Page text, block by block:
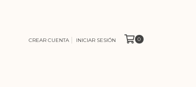
CREAR CUENTA INICIAR SESIÓN 0